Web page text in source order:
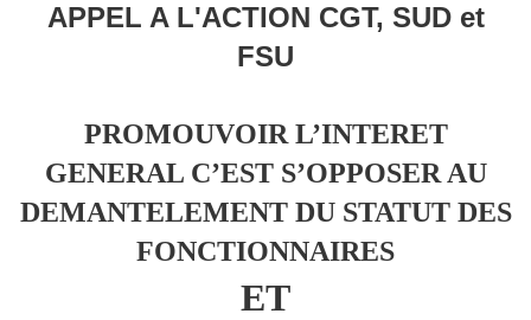
APPEL A L'ACTION CGT, SUD et
FSU
PROMOUVOIR L’INTERET
GENERAL C’EST S’OPPOSER AU
DEMANTELEMENT DU STATUT DES
FONCTIONNAIRES
ET